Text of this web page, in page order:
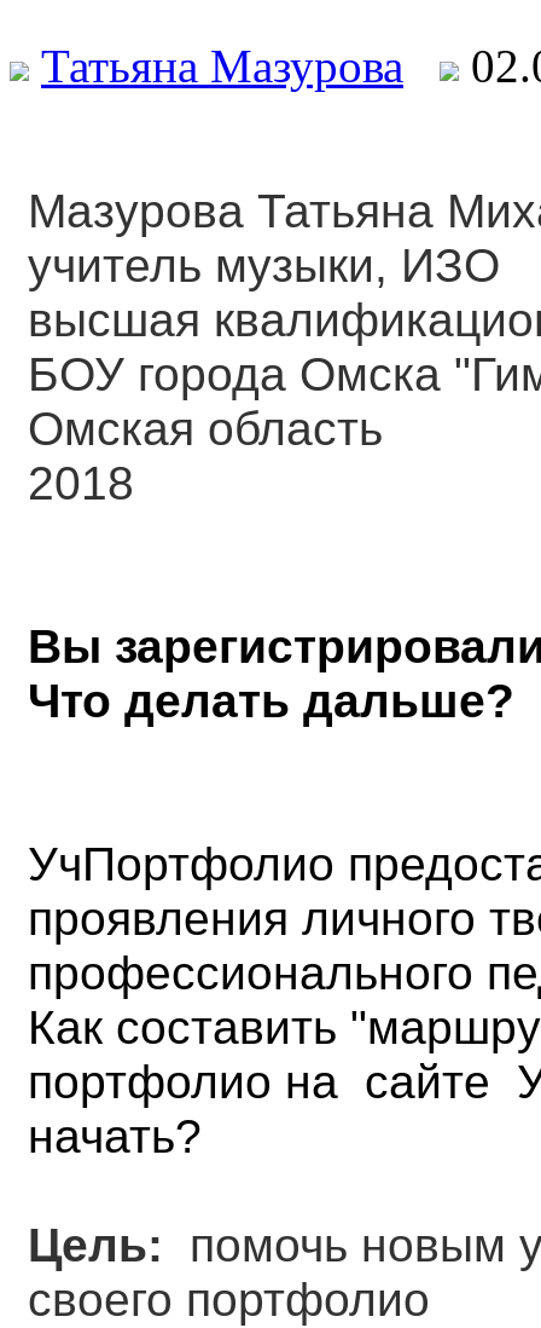
Татьяна Мазурова
Мазурова Татьяна
учитель музыки, ИЗО
высшая
БОУ города Омска
Омская область
2018
Вы
Что делать дальше?
УчПортфолио
проявления личного
профессионального
Как составить
портфолио на сайте
начать?
Цель: помочь новым
своего портфолио